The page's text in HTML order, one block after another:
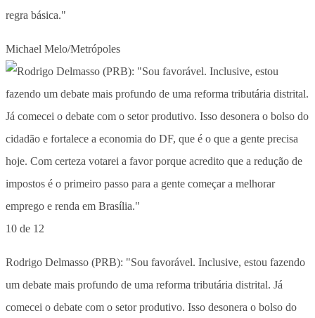
regra básica."
Michael Melo/Metrópoles
10 de 12
Rodrigo Delmasso (PRB): "Sou favorável. Inclusive, estou fazendo
um debate mais profundo de uma reforma tributária distrital. Já
comecei o debate com o setor produtivo. Isso desonera o bolso do